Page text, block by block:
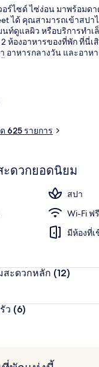
อร์ไซด์ ไซ่ง่อน มาพร้อมด
ได้ คุณสามารถเข้าสปา
ท์ดูแลผิว หรือบริการทำเ
ห้องอาหารของที่พัก ที่นี่เ
อาหารกลางวัน และอาห
นทางคนอื่นๆ ประทับใจพนั
าทีถึง สถานีโอเปร่าเฮาส์
625 รายการ
ะดวกยอดนิยม
สปา
Wi-Fi ฟรี
มีห้องที่
สะดวกหลัก (12)
ว (6)